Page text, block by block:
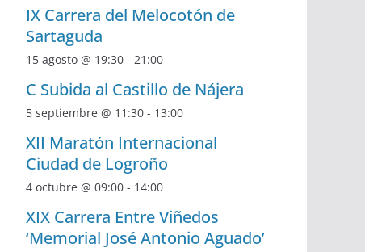
IX Carrera del Melocotón de
Sartaguda
15 agosto @ 19:30 - 21:00
C Subida al Castillo de Nájera
5 septiembre @ 11:30 - 13:00
XII Maratón Internacional
Ciudad de Logroño
4 octubre @ 09:00 - 14:00
XIX Carrera Entre Viñedos
‘Memorial José Antonio Aguado’